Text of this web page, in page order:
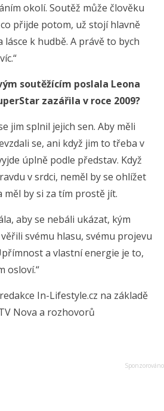
okolí. Soutěž může člověku
přijde potom, už stojí hlavně
k hudbě. A právě to bych
soutěžícím poslala Leona
zazářila v roce 2009?
jim splnil jejich sen. Aby měli
se, ani když jim to třeba v
úplně podle představ. Když
v srdci, neměl by se ohlížet
měl by si za tím prostě jít.
aby se nebáli ukázat, kým
svému hlasu, svému projevu
a vlastní energie je to,
osloví.“
In-Lifestyle.cz na základě
Nova a rozhovorů